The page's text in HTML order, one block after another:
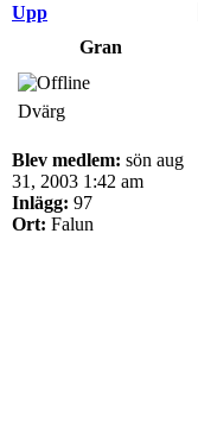
Upp
Gran
Dvärg
Blev medlem: sön aug
31, 2003 1:42 am
Inlägg: 97
Ort: Falun